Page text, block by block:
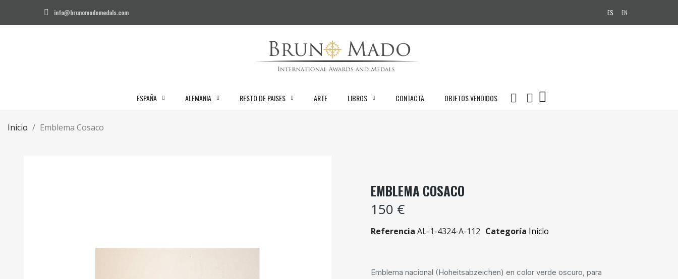
info@brunomadomedals.com ES EN
ESPAÑA ALEMANIA RESTO DE PAISES ARTE LIBROS CONTACTA OBJETOS VENDIDOS
Inicio Emblema Cosaco
EMBLEMA COSACO
150 €
Referencia AL-1-4324-A-112 Categoría Inicio
Emblema nacional (Hoheitsabzeichen) en color verde oscuro, para